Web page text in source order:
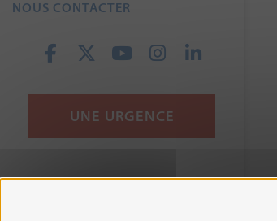
NOUS CONTACTER
UNE URGENCE